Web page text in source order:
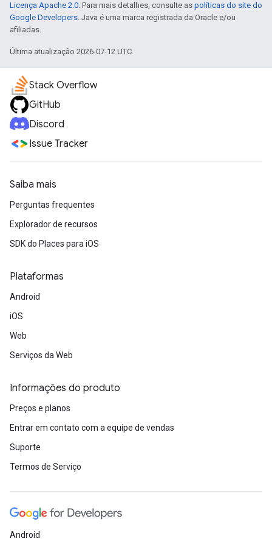
Licença Apache 2.0. Para mais detalhes, consulte as políticas do site do
Google Developers. Java é uma marca registrada da Oracle e/ou
afiliadas.
Última atualização 2026-07-12 UTC.
Stack Overflow
GitHub
Discord
Issue Tracker
Saiba mais
Perguntas frequentes
Explorador de recursos
SDK do Places para iOS
Plataformas
Android
iOS
Web
Serviços da Web
Informações do produto
Preços e planos
Entrar em contato com a equipe de vendas
Suporte
Termos de Serviço
Android